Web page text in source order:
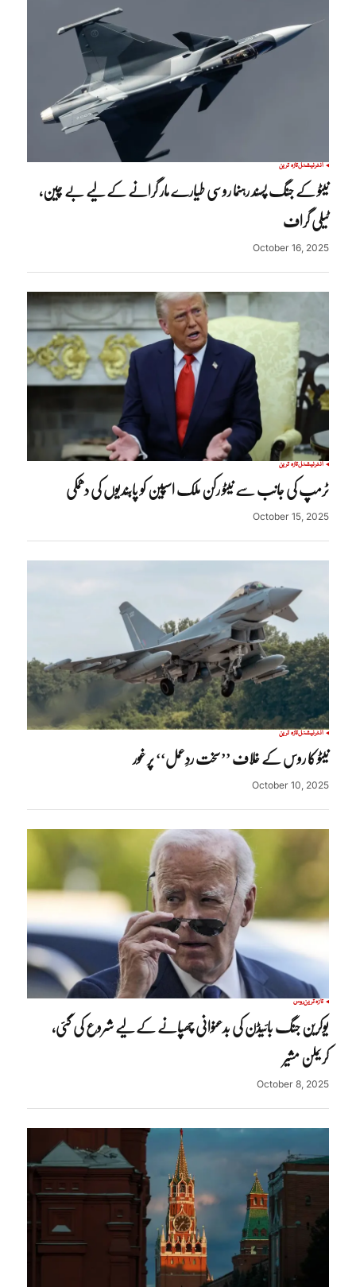
انٹرنیشنلتازہ ترین
نیٹو کے جنگ پسند رہنما روسی طیارے مار گرانے کے لیے بے چین،
ٹیلی گراف
October 16, 2025
انٹرنیشنلتازہ ترین
ٹرمپ کی جانب سے نیٹو رکن ملک اسپین کو پابندیوں کی دھمکی
October 15, 2025
انٹرنیشنلتازہ ترین
نیٹو کا روس کے خلاف ’’سخت ردِعمل‘‘ پر غور
October 10, 2025
تازہ ترینروس
یوکرین جنگ بائیڈن کی بدعنوانی چھپانے کے لیے شروع کی گئی،
کریملن مشیر
October 8, 2025